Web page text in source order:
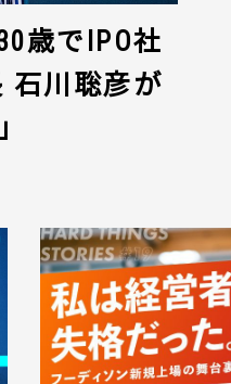
歳でIPO社
石川聡彦が